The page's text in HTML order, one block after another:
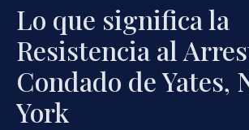
Lo que significa la
Resistencia al
Condado de Yates,
York